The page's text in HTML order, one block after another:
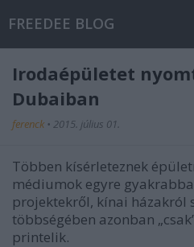
FREEDEE BLOG
Irodaépületet
Dubaiban
ferenck • 2015. július 01.
Többen kísérleteznek
médiumok egyre
projektekről, kínai házakról
többségében azonban
printelik.